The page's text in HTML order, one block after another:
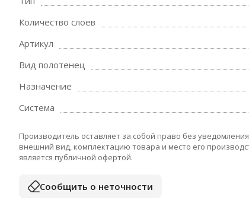
Количество слоев
Артикул
Вид полотенец
Назначение
Система
Производитель оставляет за собой право без
внешний вид, комплектацию товара и место его
является публичной офертой.
Сообщить о неточности